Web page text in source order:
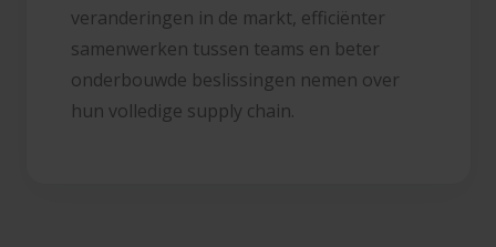
veranderingen in de markt, efficiënter
samenwerken tussen teams en beter
onderbouwde beslissingen nemen over
hun volledige supply chain.